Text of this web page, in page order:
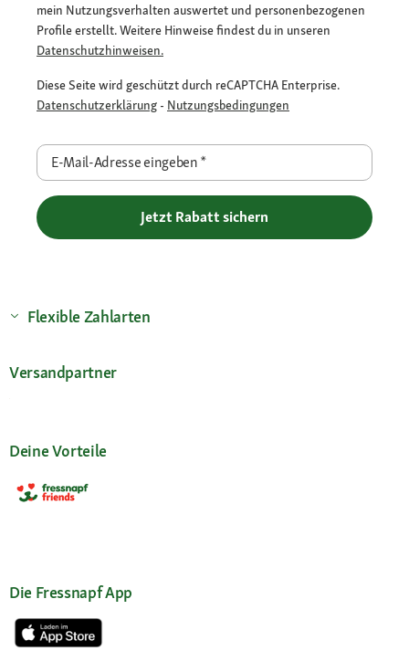
mein Nutzungsverhalten auswertet und personenbezogenen
Profile erstellt. Weitere Hinweise findest du in unseren
Datenschutzhinweisen.
Diese Seite wird geschützt durch reCAPTCHA Enterprise.
Datenschutzerklärung - Nutzungsbedingungen
E-Mail-Adresse eingeben*
Jetzt Rabatt sichern
Flexible Zahlarten
Versandpartner
Deine Vorteile
Die Fressnapf App